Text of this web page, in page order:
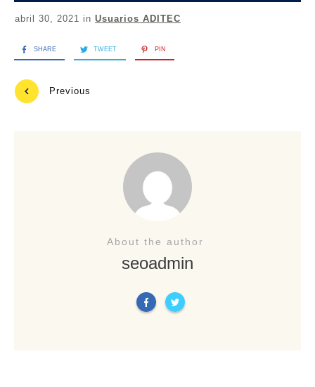
abril 30, 2021 in Usuarios ADITEC
SHARE TWEET PIN
Previous
About the author
seoadmin